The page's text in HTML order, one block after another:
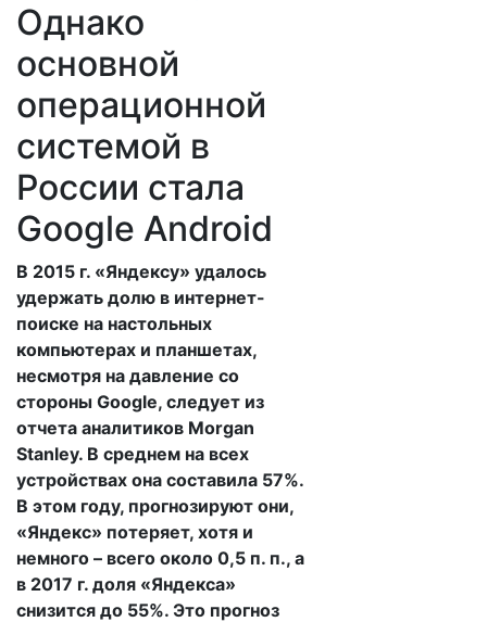
Однако
основной
операционной
системой в
России стала
Google Android
В 2015 г. «Яндексу» удалось
удержать долю в интернет-
поиске на настольных
компьютерах и планшетах,
несмотря на давление со
стороны Google, следует из
отчета аналитиков Morgan
Stanley. В среднем на всех
устройствах она составила 57%.
В этом году, прогнозируют они,
«Яндекс» потеряет, хотя и
немного – всего около 0,5 п. п., а
в 2017 г. доля «Яндекса»
снизится до 55%. Это прогноз